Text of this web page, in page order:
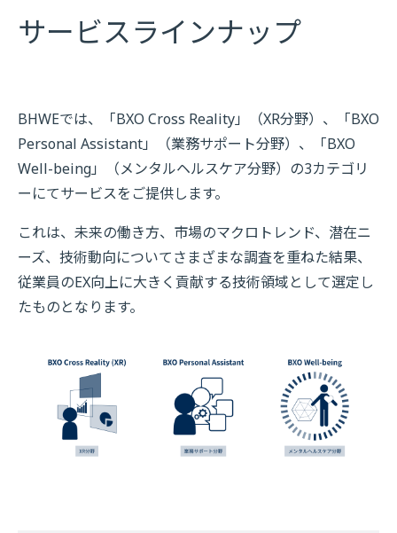
サービスラインナップ
BHWEでは、「BXO Cross Reality」（XR分野）、「BXO
Personal Assistant」（業務サポート分野）、「BXO
Well-being」（メンタルヘルスケア分野）の3カテゴリ
ーにてサービスをご提供します。
これは、未来の働き方、市場のマクロトレンド、潜在ニ
ーズ、技術動向についてさまざまな調査を重ねた結果、
従業員のEX向上に大きく貢献する技術領域として選定し
たものとなります。